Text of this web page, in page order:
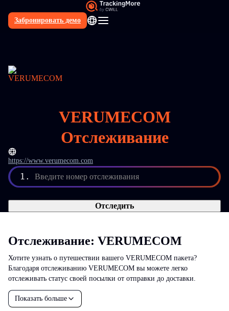
Забронировать демо
RU
VERUMECOM
Отслеживание
https://www.verumecom.com
1. Введите номер отслеживания
Отследить
Отслеживание: VERUMECOM
Хотите узнать о путешествии вашего VERUMECOM пакета?
Благодаря отслеживанию VERUMECOM вы можете легко
отслеживать статус своей посылки от отправки до доставки.
Показать больше